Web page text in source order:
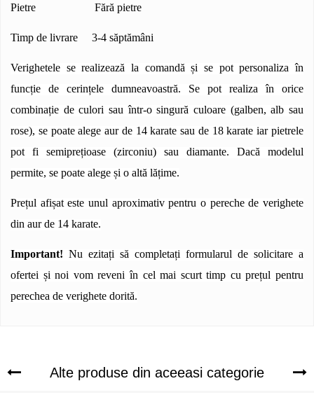
Pietre Fără pietre
Timp de livrare 3-4 săptămâni
Verighetele se realizează la comandă și se pot personaliza în
funcție de cerințele dumneavoastră. Se pot realiza în orice
combinație de culori sau într-o singură culoare (galben, alb sau
rose), se poate alege aur de 14 karate sau de 18 karate iar pietrele
pot fi semiprețioase (zirconiu) sau diamante. Dacă modelul
permite, se poate alege și o altă lățime.
Prețul afișat este unul aproximativ pentru o pereche de verighete
din aur de 14 karate.
Important! Nu ezitați să completați formularul de solicitare a
ofertei și noi vom reveni în cel mai scurt timp cu prețul pentru
perechea de verighete dorită.
Alte produse din aceeasi categorie